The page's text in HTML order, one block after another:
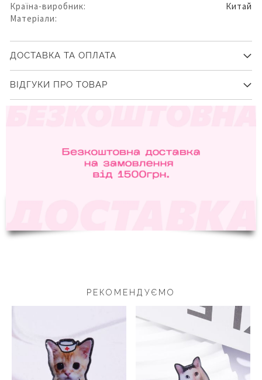
Країна-виробник:
Китай
Матеріали:
ДОСТАВКА ТА ОПЛАТА
ВІДГУКИ ПРО ТОВАР
РЕКОМЕНДУЄМО